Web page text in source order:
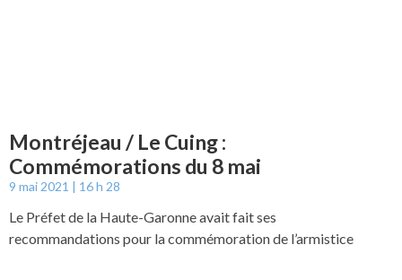
Montréjeau / Le Cuing :
Commémorations du 8 mai
9 mai 2021 16 h 28
Le Préfet de la Haute-Garonne avait fait ses
recommandations pour la commémoration de l’armistice